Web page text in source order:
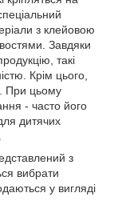
з клейовою
Завдяки
такі
Крім цього,
При цьому
- часто його
дитячих
з
вибрати
у вигляді